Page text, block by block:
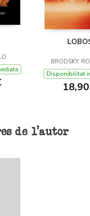
BRODSKY,
Disponibilitat
de l'autor